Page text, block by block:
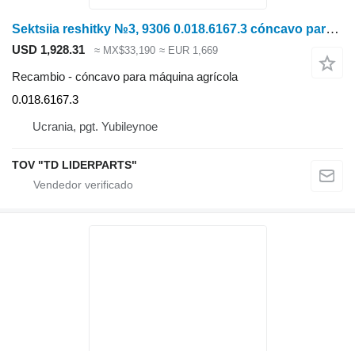
Sektsiia reshitky №3, 9306 0.018.6167.3 cóncavo para máquina agrícola para Deutz-Fahr S7206 cosechadora de cereales
USD 1,928.31 ≈ MX$33,190 ≈ EUR 1,669
Recambio - cóncavo para máquina agrícola
0.018.6167.3
Ucrania, pgt. Yubileynoe
TOV "TD LIDERPARTS"